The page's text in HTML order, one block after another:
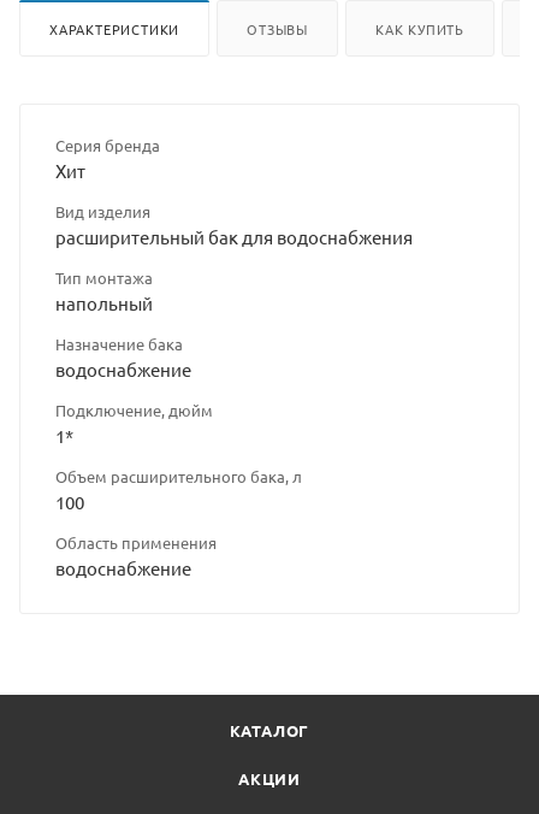
ХАРАКТЕРИСТИКИ ОТЗЫВЫ КАК КУПИТЬ
Серия бренда
Хит
Вид изделия
расширительный бак для водоснабжения
Тип монтажа
напольный
Назначение бака
водоснабжение
Подключение, дюйм
1*
Объем расширительного бака, л
100
Область применения
водоснабжение
КАТАЛОГ
АКЦИИ